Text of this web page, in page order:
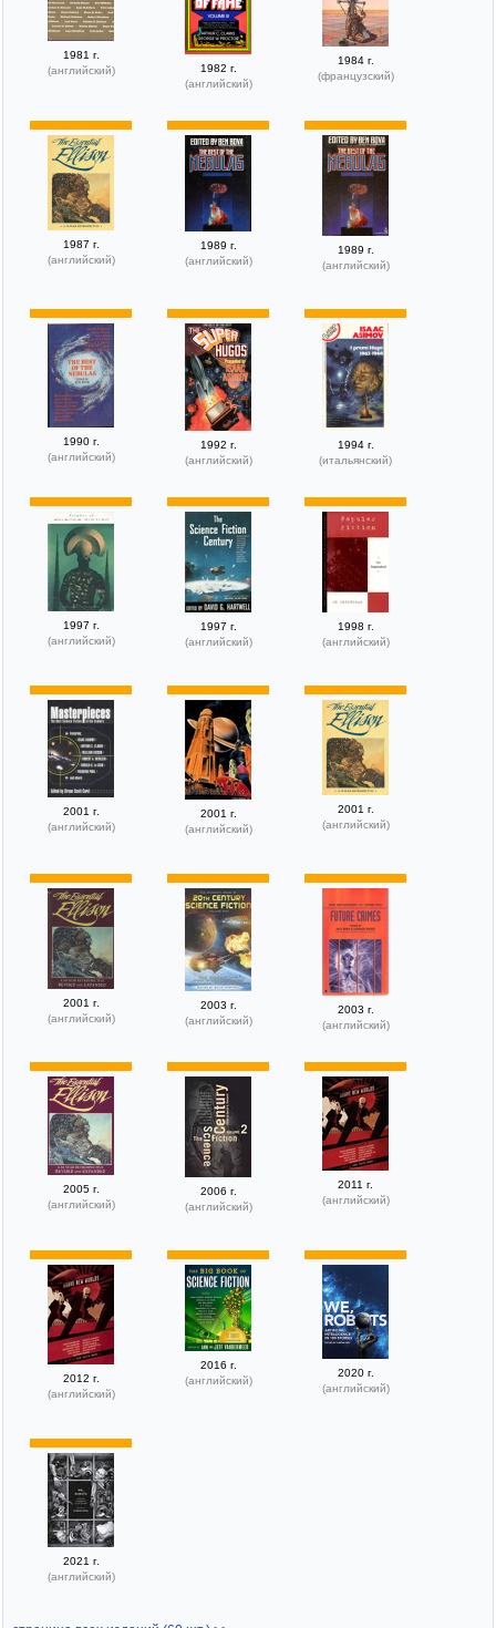
1981 г.
(английский)
1982 г.
(английский)
1984 г.
(французский)
1987 г.
(английский)
1989 г.
(английский)
1989 г.
(английский)
1990 г.
(английский)
1992 г.
(английский)
1994 г.
(итальянский)
1997 г.
(английский)
1997 г.
(английский)
1998 г.
(английский)
2001 г.
(английский)
2001 г.
(английский)
2001 г.
(английский)
2001 г.
(английский)
2003 г.
(английский)
2003 г.
(английский)
2005 г.
(английский)
2006 г.
(английский)
2011 г.
(английский)
2012 г.
(английский)
2016 г.
(английский)
2020 г.
(английский)
2021 г.
(английский)